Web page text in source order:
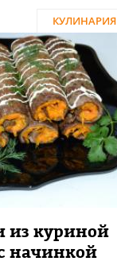
КУЛИНАРИЯ
из куриной
начинкой